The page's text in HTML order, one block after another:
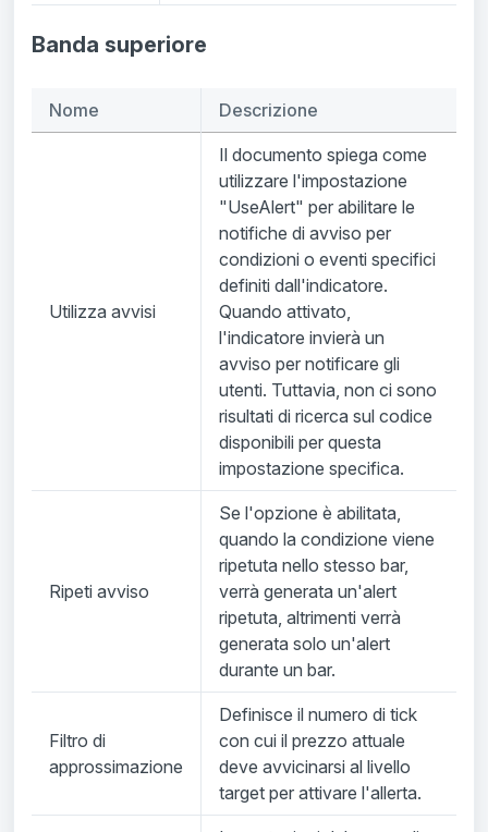
Banda superiore
Nome Descrizione
Utilizza avvisi
Il documento spiega come
utilizzare l'impostazione
"UseAlert" per abilitare le
notifiche di avviso per
condizioni o eventi specifici
definiti dall'indicatore.
Quando attivato,
l'indicatore invierà un
avviso per notificare gli
utenti. Tuttavia, non ci sono
risultati di ricerca sul codice
disponibili per questa
impostazione specifica.
Ripeti avviso
Se l'opzione è abilitata,
quando la condizione viene
ripetuta nello stesso bar,
verrà generata un'alert
ripetuta, altrimenti verrà
generata solo un'alert
durante un bar.
Filtro di
approssimazione
Definisce il numero di tick
con cui il prezzo attuale
deve avvicinarsi al livello
target per attivare l'allerta.